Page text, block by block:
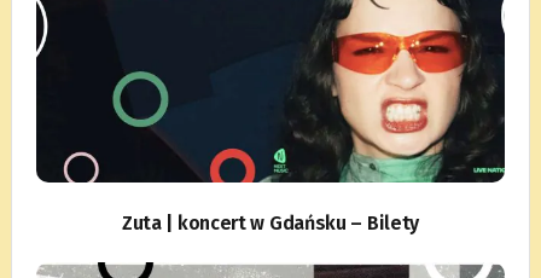
Zuta | koncert w Gdańsku – Bilety